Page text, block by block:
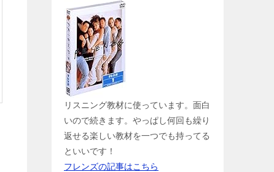
リスニング教材に使っています。面白
いので続きます。やっぱし何回も繰り
返せる楽しい教材を一つでも持ってる
といいです！
フレンズの記事はこちら